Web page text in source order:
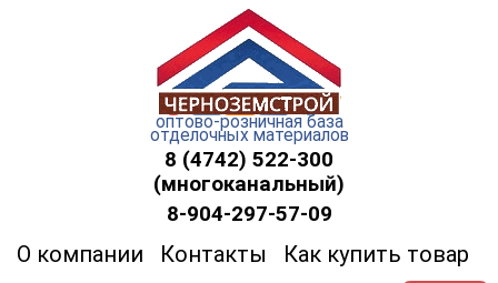
оптово-розничная база
отделочных материалов
8 (4742) 522-300
(многоканальный)
8-904-297-57-09
О компании Контакты Как купить товар